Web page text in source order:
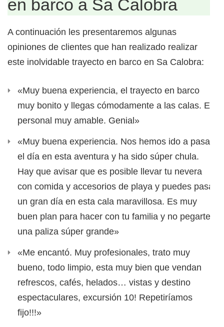
en barco a Sa Calobra
A continuación les presentaremos algunas
opiniones de clientes que han realizado realizar
este inolvidable trayecto en barco en Sa Calobra:
«Muy buena experiencia, el trayecto en barco
muy bonito y llegas cómodamente a las calas. El
personal muy amable. Genial»
«Muy buena experiencia. Nos hemos ido a pasar
el día en esta aventura y ha sido súper chula.
Hay que avisar que es posible llevar tu nevera
con comida y accesorios de playa y puedes pasar
un gran día en esta cala maravillosa. Es muy
buen plan para hacer con tu familia y no pegarte
una paliza súper grande»
«Me encantó. Muy profesionales, trato muy
bueno, todo limpio, esta muy bien que vendan
refrescos, cafés, helados… vistas y destino
espectaculares, excursión 10! Repetiríamos
fijo!!!»